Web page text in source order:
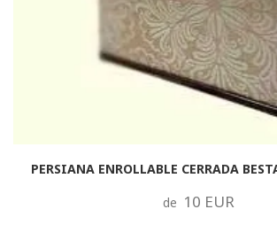
PERSIANA ENROLLABLE CERRADA
de 10 EUR